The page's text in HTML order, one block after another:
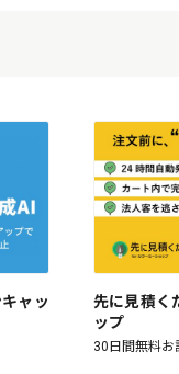
ャッ
先に見積く
ップ
30日間無料お